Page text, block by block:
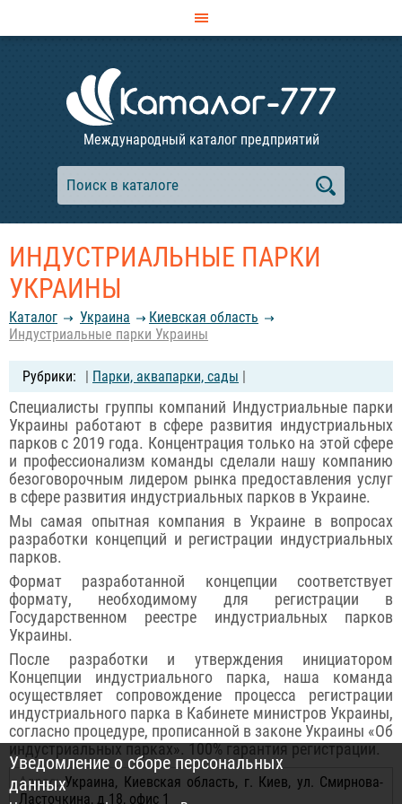
Международный каталог предприятий
ИНДУСТРИАЛЬНЫЕ ПАРКИ
УКРАИНЫ
Каталог Украина
Киевская область
Индустриальные парки Украины
| Парки, аквапарки, сады |
Специалисты группы компаний Индустриальные парки
Украины работают в сфере развития индустриальных
парков с 2019 года. Концентрация только на этой сфере
и профессионализм команды сделали нашу компанию
безоговорочным лидером рынка предоставления услуг
в сфере развития индустриальных парков в Украине.
Мы самая опытная компания в Украине в вопросах
разработки концепций и регистрации индустриальных
парков.
Формат разработанной концепции соответствует
формату, необходимому для регистрации в
Государственном реестре индустриальных парков
Украины.
После разработки и утверждения инициатором
Концепции индустриального парка, наша команда
осуществляет сопровождение процесса регистрации
индустриального парка в Кабинете министров Украины,
согласно процедуре, прописанной в законе Украины «Об
индустриальных парках». 100% гарантия регистрации.
Адрес:Украина, Киевская область, г. Киев, ул. Смирнова-
Ласточкина, д.18, офис 1
Уведомление о сборе персональных
данных